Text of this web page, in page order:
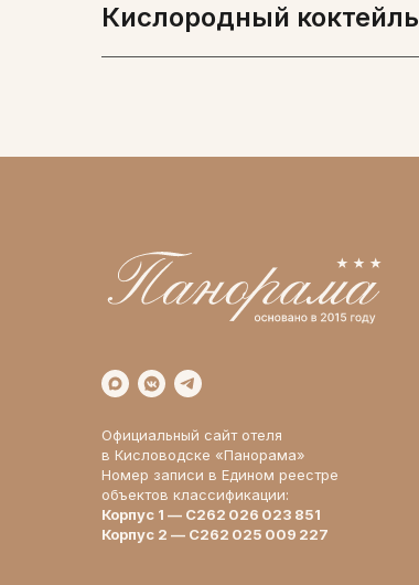
Кислородный коктейль
Официальный сайт отеля
в Кисловодске «Панорама»
Номер записи в Едином реестре
объектов классификации:
Корпус 1 — С262 026 023 851
Корпус 2 — С262 025 009 227